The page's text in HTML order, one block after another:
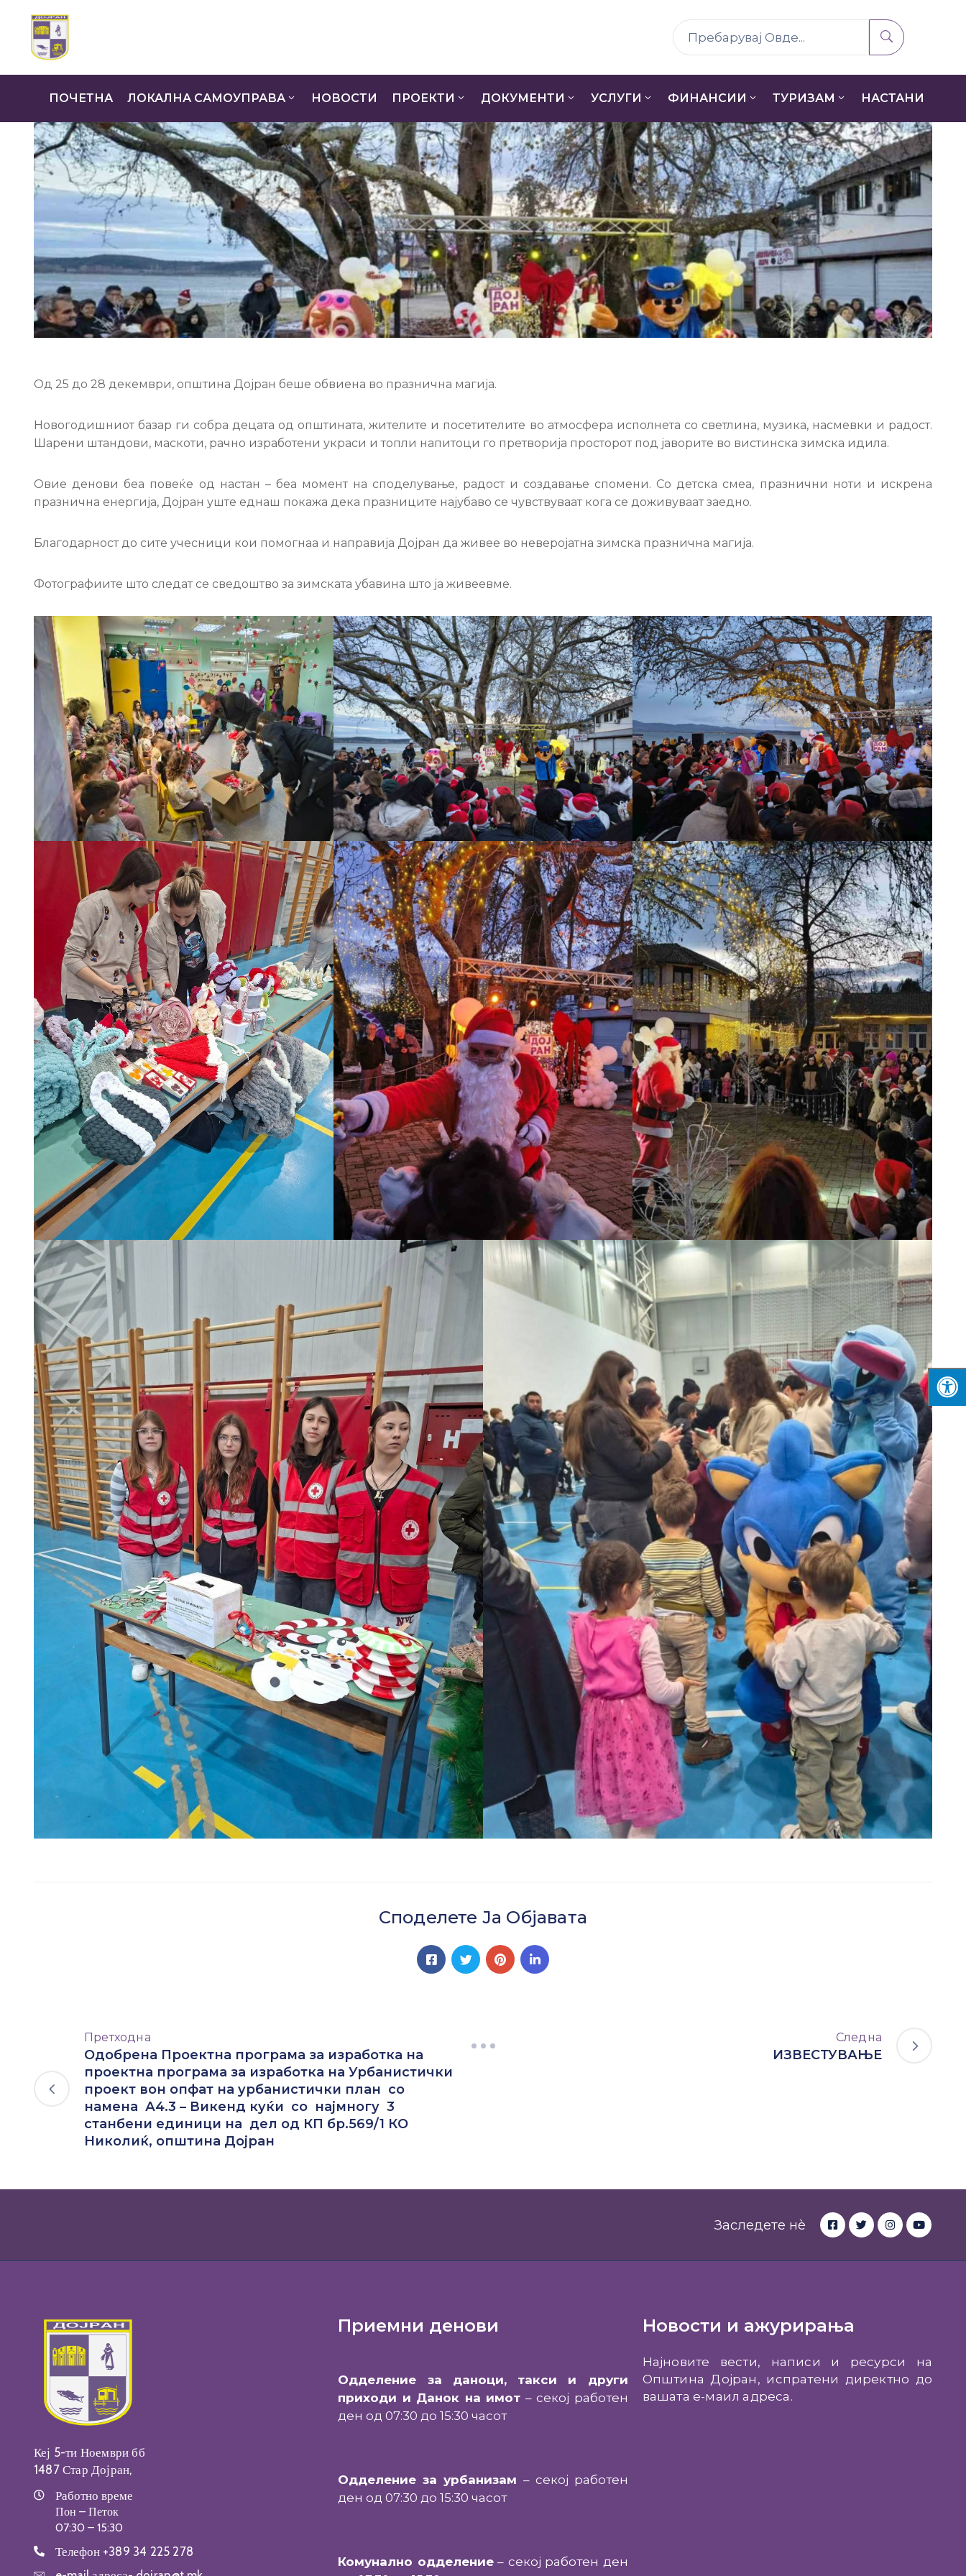
ПОЧЕТНА ЛОКАЛНА САМОУПРАВА НОВОСТИ ПРОЕКТИ ДОКУМЕНТИ УСЛУГИ ФИНАНСИИ ТУРИЗАМ НАСТАНИ
Од 25 до 28 декември, општина Дојран беше обвиена во празнична магија.
Новогодишниот базар ги собра децата од општината, жителите и посетителите во атмосфера исполнета со светлина, музика, насмевки и радост.
Шарени штандови, маскоти, рачно изработени украси и топли напитоци го претворија просторот под јаворите во вистинска зимска идила.
Овие денови беа повеќе од настан – беа момент на споделување, радост и создавање спомени. Со детска смеа, празнични ноти и искрена
празнична енергија, Дојран уште еднаш покажа дека празниците најубаво се чувствуваат кога се доживуваат заедно.
Благодарност до сите учесници кои помогнаа и направија Дојран да живее во неверојатна зимска празнична магија.
Фотографиите што следат се сведоштво за зимската убавина што ја живеевме.
Споделете Ја Објавата
Претходна
Одобрена Проектна програма за изработка на
проектна програма за изработка на Урбанистички
проект вон опфат на урбанистички план со
намена А4.3 – Викенд куќи со најмногу 3
станбени единици на дел од КП бр.569/1 КО
Николиќ, општина Дојран
Следна
ИЗВЕСТУВАЊЕ
Заследете нè
Кеј 5-ти Ноември бб
1487 Стар Дојран,
Работно време
Пон – Петок
07:30 – 15:30
Телефон +389 34 225 278
Приемни денови
Одделение за даноци, такси и други
приходи и Данок на имот – секој работен
ден од 07:30 до 15:30 часот
Одделение за урбанизам – секој работен
ден од 07:30 до 15:30 часот
Комунално одделение– секој работен ден
Новости и ажурирања
Најновите вести, написи и ресурси на
Општина Дојран, испратени директно до
вашата е-маил адреса.